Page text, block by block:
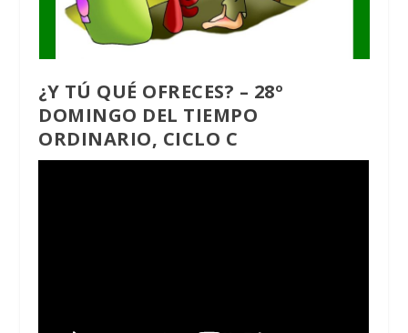
¿Y TÚ QUÉ OFRECES? – 28º
DOMINGO DEL TIEMPO
ORDINARIO, CICLO C